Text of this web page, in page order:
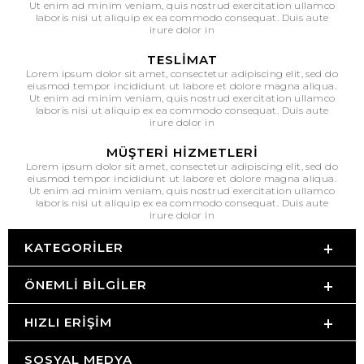
Ut enim ad minim veniam, quis nostrud exercitation ullamco
laboris nisi ut aliquip ex ea commodo consequat. Duis aute
irure dolor in
TESLIMAT
Lorem ipsum dolor sit amet, consectetur adipiscing elit, sed do
eiusmod tempor incididunt ut labore et dolore magna aliqua.
Ut enim ad minim veniam, quis nostrud exercitation ullamco
laboris nisi ut aliquip ex ea commodo consequat. Duis aute
irure dolor in
MÜŞTERI HIZMETLERI
Lorem ipsum dolor sit amet, consectetur adipiscing elit, sed do
eiusmod tempor incididunt ut labore et dolore magna aliqua.
Ut enim ad minim veniam, quis nostrud exercitation ullamco
laboris nisi ut aliquip ex ea commodo consequat. Duis aute
irure dolor in
KATEGORILER
ÖNEMLI BILGILER
HIZLI ERIŞIM
SOSYAL MEDYA